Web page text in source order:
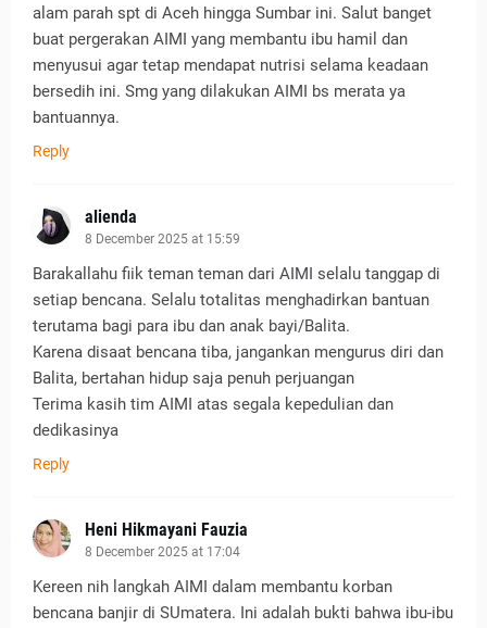
alam parah spt di Aceh hingga Sumbar ini. Salut banget
buat pergerakan AIMI yang membantu ibu hamil dan
menyusui agar tetap mendapat nutrisi selama keadaan
bersedih ini. Smg yang dilakukan AIMI bs merata ya
bantuannya.
Reply
alienda
8 December 2025 at 15:59
Barakallahu fiik teman teman dari AIMI selalu tanggap di
setiap bencana. Selalu totalitas menghadirkan bantuan
terutama bagi para ibu dan anak bayi/Balita.
Karena disaat bencana tiba, jangankan mengurus diri dan
Balita, bertahan hidup saja penuh perjuangan
Terima kasih tim AIMI atas segala kepedulian dan
dedikasinya
Reply
Heni Hikmayani Fauzia
8 December 2025 at 17:04
Kereen nih langkah AIMI dalam membantu korban
bencana banjir di SUmatera. Ini adalah bukti bahwa ibu-ibu